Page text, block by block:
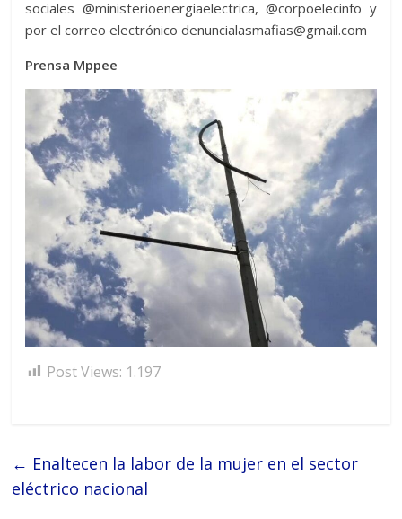
sociales @ministerioenergiaelectrica, @corpoelecinfo y
por el correo electrónico denuncialasmafias@gmail.com
Prensa Mppee
Post Views: 1.197
← Enaltecen la labor de la mujer en el sector
eléctrico nacional